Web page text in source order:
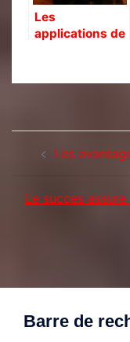
Les
applications de
efficace pour
d’article
Les
Le succes
Barre de